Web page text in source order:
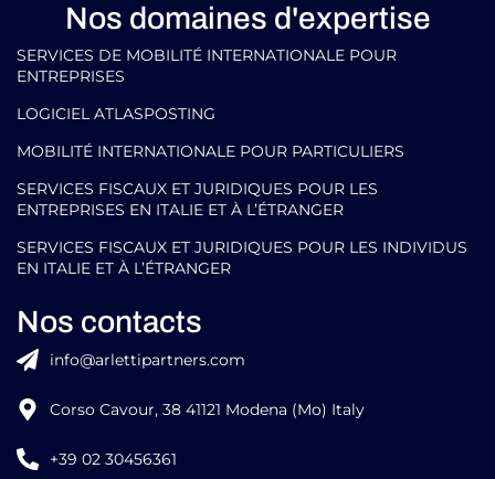
Nos domaines d'expertise
SERVICES DE MOBILITÉ INTERNATIONALE POUR
ENTREPRISES
LOGICIEL ATLASPOSTING
MOBILITÉ INTERNATIONALE POUR PARTICULIERS
SERVICES FISCAUX ET JURIDIQUES POUR LES
ENTREPRISES EN ITALIE ET À L’ÉTRANGER
SERVICES FISCAUX ET JURIDIQUES POUR LES INDIVIDUS
EN ITALIE ET À L’ÉTRANGER
Nos contacts
info@arlettipartners.com
Corso Cavour, 38 41121 Modena (Mo) Italy
+39 02 30456361